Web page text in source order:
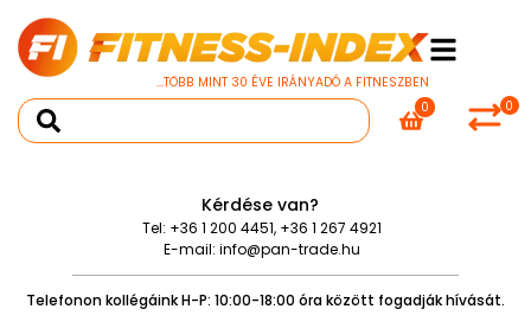
...TÖBB MINT 30 ÉVE IRÁNYADÓ A FITNESZBEN
0
0
Kérdése van?
Tel: +36 1 200 4451, +36 1 267 4921
E-mail: info@pan-trade.hu
Telefonon kollégáink H-P: 10:00-18:00 óra között fogadják hívását.